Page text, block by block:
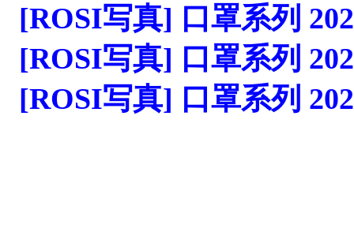
[ROSI写真] 口罩系列
[ROSI写真] 口罩系列
[ROSI写真] 口罩系列